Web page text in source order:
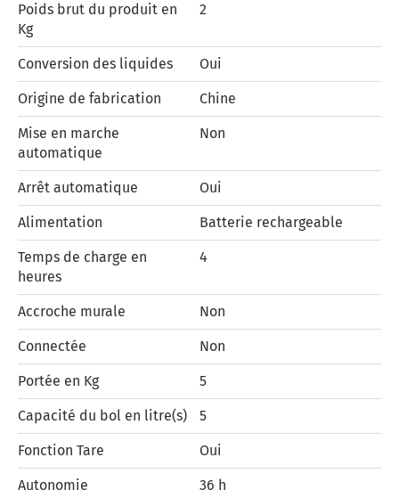
Poids brut du produit en
Kg
2
Conversion des liquides Oui
Origine de fabrication Chine
Mise en marche
automatique
Non
Arrêt automatique Oui
Alimentation Batterie rechargeable
Temps de charge en
heures
4
Accroche murale Non
Connectée Non
Portée en Kg 5
Capacité du bol en litre(s) 5
Fonction Tare Oui
Autonomie 36 h